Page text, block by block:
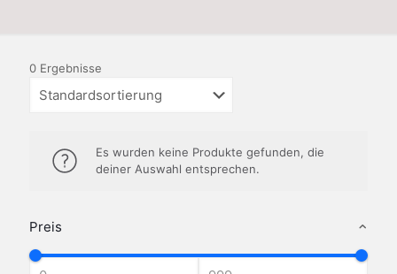
Preis
0 Ergebnisse
Es wurden keine Produkte gefunden, die
deiner Auswahl entsprechen.